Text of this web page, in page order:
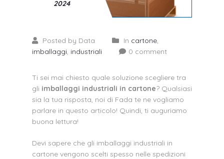
2024
Posted by Data In cartone,
imballaggi, industriali 0 comment
Ti sei mai chiesto quale soluzione scegliere tra
gli imballaggi industriali in cartone? Qualsiasi
sia la tua risposta, noi di Fada te ne vogliamo
parlare in questo articolo! Quindi, ti auguriamo
buona lettura!
Devi sapere che gli imballaggi industriali in
cartone vengono scelti spesso nelle spedizioni